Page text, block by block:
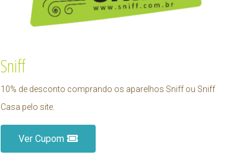
Sniff
10% de desconto comprando os aparelhos Sniff ou Sniff
Casa pelo site.
Ver Cupom